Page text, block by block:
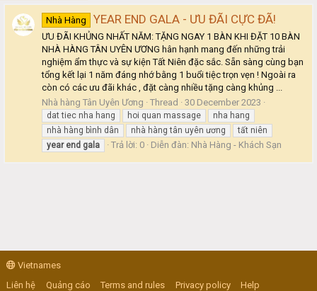
Nhà Hàng YEAR END GALA - ƯU ĐÃI CỰC ĐÃ!
ƯU ĐÃI KHỦNG NHẤT NĂM: TẶNG NGAY 1 BÀN KHI ĐẶT 10 BÀN
NHÀ HÀNG TÂN UYÊN ƯƠNG hân hạnh mang đến những trải
nghiệm ẩm thực và sự kiện Tất Niên đặc sắc. Sẵn sàng cùng bạn
tổng kết lại 1 năm đáng nhớ bằng 1 buổi tiệc trọn vẹn ! Ngoài ra
còn có các ưu đãi khác , đặt càng nhiều tặng càng khủng ...
Nhà hàng Tân Uyên Ương
Thread 30 December 2023
dat tiec nha hang hoi quan massage
nha hang
nhà hàng bình dân
nhà hàng tân uyên ương
tất niên
year end gala Trả lời: 0 Diễn đàn: Nhà Hàng - Khách Sạn
Vietnames
Liên hệ
Quảng cáo Terms and rules Privacy policy
Help